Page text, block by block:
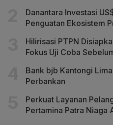
Danantara Investasi
Penguatan Ekosistem
Hilirisasi PTPN
Fokus Uji Coba
Bank bjb Kantongi
Perbankan
Perkuat Layanan
Pertamina Patra Niaga